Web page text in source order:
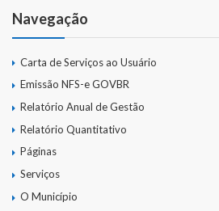
Navegação
Carta de Serviços ao Usuário
Emissão NFS-e GOVBR
Relatório Anual de Gestão
Relatório Quantitativo
Páginas
Serviços
O Município